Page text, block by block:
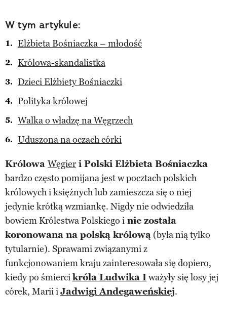
W tym artykule:
Elżbieta Bośniaczka – młodość
Królowa-skandalistka
Dzieci Elżbiety Bośniaczki
Polityka królowej
Walka o władzę na Węgrzech
Uduszona na oczach córki
Królowa Węgieri Polski Elżbieta Bośniaczka
bardzo często pomijana jest w pocztach polskich
królowych i księżnych lub zamieszcza się o niej
jedynie krótką wzmiankę. Nigdy nie odwiedziła
bowiem Królestwa Polskiego i nie została
koronowana na polską królową (była nią tylko
tytularnie). Sprawami związanymi z
funkcjonowaniem kraju zainteresowała się dopiero,
kiedy po śmiercikróla Ludwika Iważyły się losy jej
córek, Marii iJadwigi Andegaweńskiej.